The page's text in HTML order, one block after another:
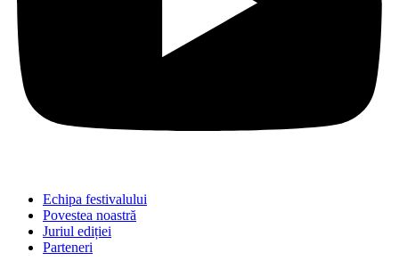
Echipa festivalului
Povestea noastră
Juriul ediției
Parteneri